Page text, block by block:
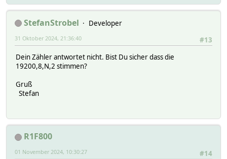
StefanStrobel
Developer
#13
31 Oktober 2024, 21:36:40
Dein Zähler antwortet nicht. Bist Du sicher dass die
19200,8,N,2 stimmen?
Gruß
Stefan
R1F800
#14
01 November 2024, 10:30:27